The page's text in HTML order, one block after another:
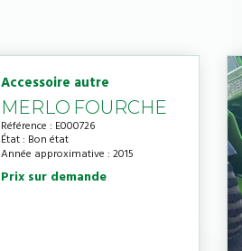
Accessoire autre
MERLO FOURCHE
Référence E000726
État Bon état
Année approximative 2015
Prix sur demande